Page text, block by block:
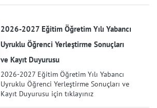
2026-2027 Eğitim Öğretim Yılı Yabancı
Uyruklu Öğrenci Yerleştirme Sonuçları
ve Kayıt Duyurusu
2026-2027 Eğitim Öğretim Yılı Yabancı
Uyruklu Öğrenci Yerleştirme Sonuçları ve
Kayıt Duyurusu için tıklayınız